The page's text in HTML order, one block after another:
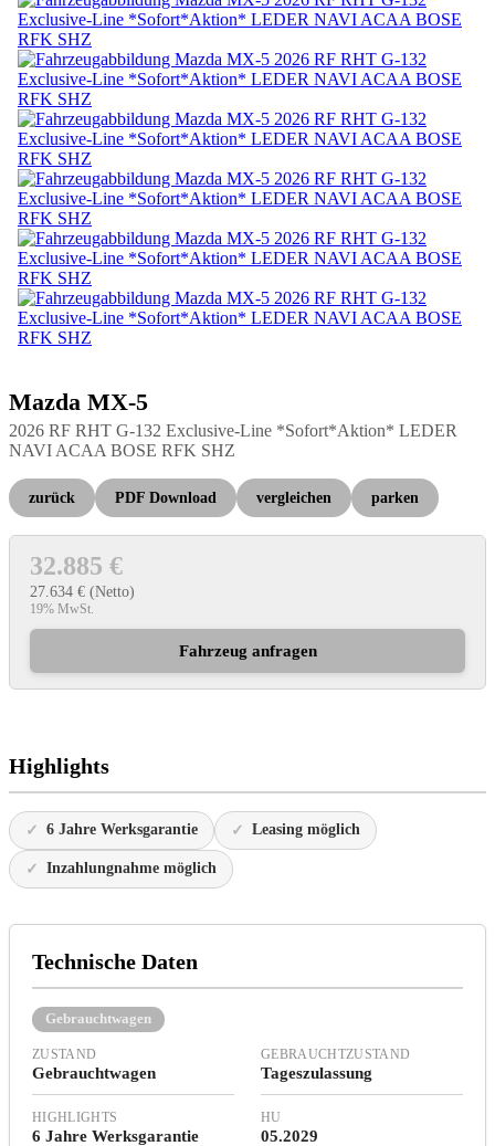
Mazda MX-5
2026 RF RHT G-132 Exclusive-Line *Sofort*Aktion* LEDER
NAVI ACAA BOSE RFK SHZ
zurück PDF Download vergleichen parken
32.885 €
27.634 € (Netto)
19% MwSt.
Fahrzeug anfragen
Highlights
6 Jahre Werksgarantie Leasing möglich
Inzahlungnahme möglich
Technische Daten
Gebrauchtwagen
ZUSTAND
Gebrauchtwagen
GEBRAUCHTZUSTAND
Tageszulassung
HIGHLIGHTS
6 Jahre Werksgarantie
HU
05.2029